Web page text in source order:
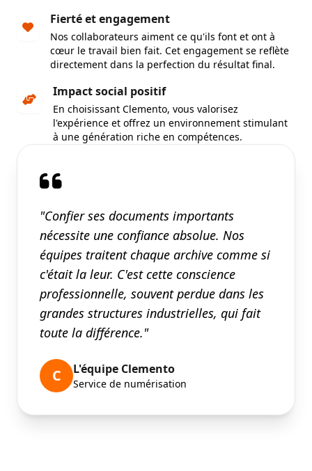
Fierté et engagement
Nos collaborateurs aiment ce qu'ils font et ont à
cœur le travail bien fait. Cet engagement se reflète
directement dans la perfection du résultat final.
Impact social positif
En choisissant Clemento, vous valorisez
l'expérience et offrez un environnement stimulant
à une génération riche en compétences.
"Confier ses documents importants
nécessite une confiance absolue. Nos
équipes traitent chaque archive comme si
c'était la leur. C'est cette conscience
professionnelle, souvent perdue dans les
grandes structures industrielles, qui fait
toute la différence."
C L'équipe Clemento
Service de numérisation